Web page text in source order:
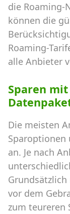
die Roaming-
können die
Roaming-
alle Anbieter
Sparen
Die meisten
Sparoptionen
an. Je nach
vor dem
zum teureren